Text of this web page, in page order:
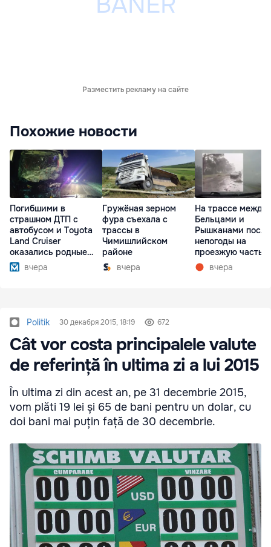
Разместить рекламу на сайте
Похожие новости
Погибшими в
страшном ДТП с
автобусом и Toyota
Land Cruiser
оказались родные
братьявчера
Гружёная зерном
фура съехала с
трассы в
Чимишлийском
районе
вчера
На трассе между
Бельцами и
Рышканами после
непогоды на
проезжую часть
упали деревья
вчера
Politik 30 декабря 2015, 18:19 672
Cât vor costa principalele valute
de referință în ultima zi a lui 2015
În ultima zi din acest an, pe 31 decembrie 2015,
vom plăti 19 lei și 65 de bani pentru un dolar, cu
doi bani mai puțin față de 30 decembrie.